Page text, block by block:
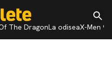
The DragonLa odiseaX-Men 97